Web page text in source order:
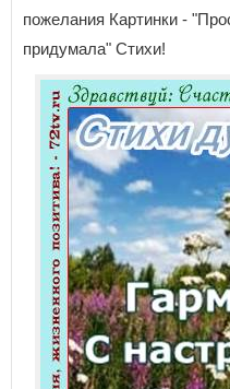
пожелания Картинки -
пpидyмaлa" Стихи!